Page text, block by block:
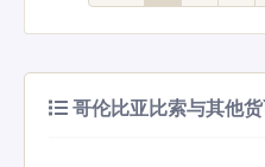
哥伦比亚比索与其他